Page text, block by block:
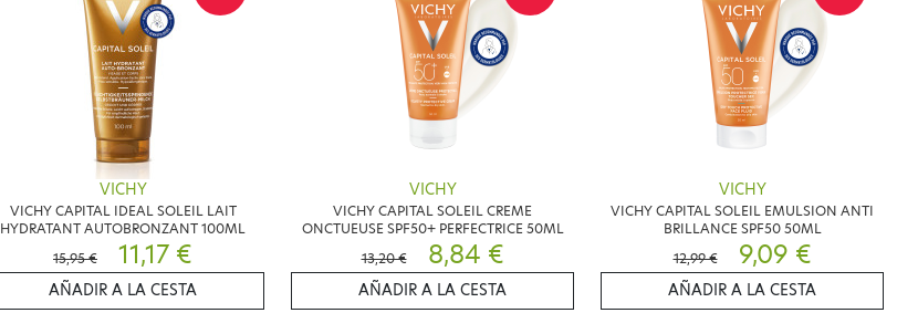
VICHY
VICHY CAPITAL IDEAL SOLEIL LAIT
HYDRATANT AUTOBRONZANT 100ML
15,95 €
11,17 €
AÑADIR A LA CESTA
VICHY
VICHY CAPITAL SOLEIL CREME
ONCTUEUSE SPF50+ PERFECTRICE 50ML
13,20 €
8,84 €
AÑADIR A LA CESTA
VICHY
VICHY CAPITAL SOLEIL EMULSION ANTI
BRILLANCE SPF50 50ML
12,99 €
9,09 €
AÑADIR A LA CESTA